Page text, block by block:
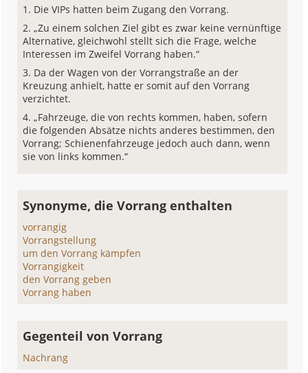
Die VIPs hatten beim Zugang den Vorrang.
„Zu einem solchen Ziel gibt es zwar keine vernünftige
Alternative, gleichwohl stellt sich die Frage, welche
Interessen im Zweifel Vorrang haben.“
Da der Wagen von der Vorrangstraße an der
Kreuzung anhielt, hatte er somit auf den Vorrang
verzichtet.
„Fahrzeuge, die von rechts kommen, haben, sofern
die folgenden Absätze nichts anderes bestimmen, den
Vorrang; Schienenfahrzeuge jedoch auch dann, wenn
sie von links kommen.“
Synonyme, die Vorrang enthalten
vorrangig
Vorrangstellung
um den Vorrang kämpfen
Vorrangigkeit
den Vorrang geben
Vorrang haben
Gegenteil von Vorrang
Nachrang